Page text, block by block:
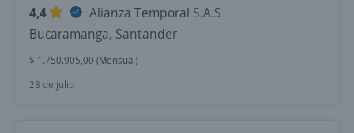
4,4
Alianza Temporal S.A.S
Bucaramanga, Santander
$ 1.750.905,00 (Mensual)
28 de julio